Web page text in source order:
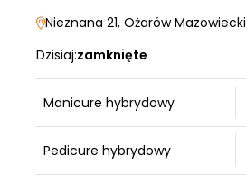
Nieznana 21, Ożarów Mazowiecki
Dzisiaj:zamknięte
Manicure hybrydowy
Pedicure hybrydowy